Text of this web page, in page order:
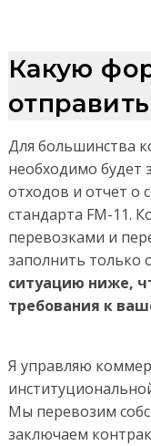
Какую
Для большинства
необходимо будет
отходов и отчет о
стандарта FM-11.
перевозками и
заполнить только
ситуацию ниже,
требования к
Я управляю
Мы перевозим
заключаем